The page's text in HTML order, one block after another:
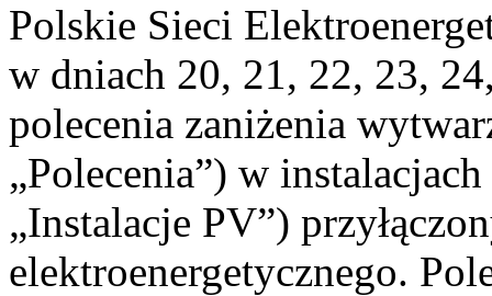
Polskie Sieci
w dniach 20, 21, 22, 23,
polecenia zaniżenia
„Polecenia”) w
„Instalacje PV”)
elektroenergetycznego.